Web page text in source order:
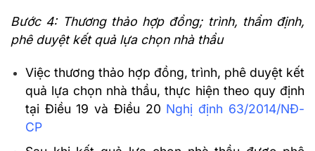
Bước 4: Thương thảo hợp đồng; trình, thẩm định,
phê duyệt kết quả lựa chọn nhà thầu
Việc thương thảo hợp đồng, trình, phê duyệt kết
quả lựa chọn nhà thầu, thực hiện theo quy định
tại Điều 19 và Điều 20 Nghị định 63/2014/NĐ-
CP